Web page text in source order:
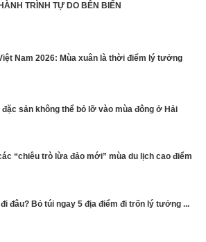
TRÌNH TỰ DO BÊN BIỂN
Nam 2026: Mùa xuân là thời điểm lý tưởng
sản không thể bỏ lỡ vào mùa đông ở Hải
“chiêu trò lừa đảo mới” mùa du lịch cao điểm
đâu? Bỏ túi ngay 5 địa điểm đi trốn lý tưởng ...